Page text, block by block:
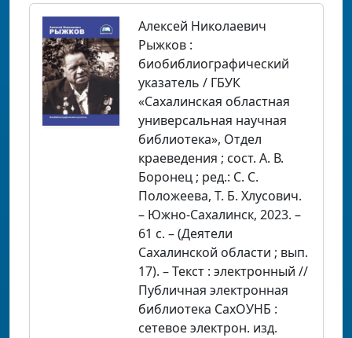
Алексей Николаевич
Рыжков :
биобиблиографический
указатель / ГБУК
«Сахалинская областная
универсальная научная
библиотека», Отдел
краеведения ; сост. А. В.
Боронец ; ред.: С. С.
Положеева, Т. Б. Хлусович.
– Южно-Сахалинск, 2023. –
61 с. – (Деятели
Сахалинской области ; вып.
17). – Текст : электронный //
Публичная электронная
библиотека СахОУНБ :
сетевое электрон. изд.